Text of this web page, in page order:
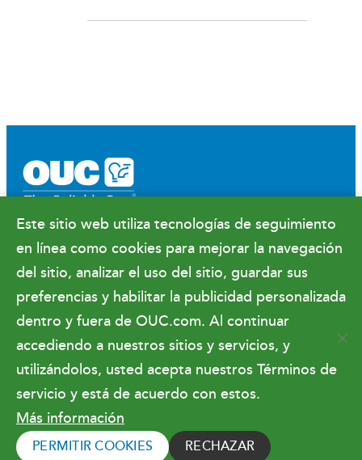
Facebook X Instagram YouTube LinkedIn
Sala de prensa
Relaciones gubernamentales y finanzas
Hacer negocios con OUC
Copyright © 2026 Orlando Utilities
Commission. Todos los derechos reservados.
Condiciones de uso
Este sitio web utiliza tecnologías de seguimiento
en línea como cookies para mejorar la navegación
del sitio, analizar el uso del sitio, guardar sus
preferencias y habilitar la publicidad personalizada
dentro y fuera de OUC.com. Al continuar
accediendo a nuestros sitios y servicios, y
utilizándolos, usted acepta nuestros Términos de
servicio y está de acuerdo con estos.
Más información
PERMITIR COOKIES RECHAZAR